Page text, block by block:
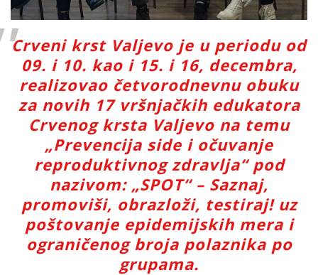
Crveni krst Valjevo je u periodu od
09. i 10. kao i 15. i 16, decembra,
realizovao četvorodnevnu obuku
za novih 17 vršnjačkih edukatora
Crvenog krsta Valjevo na temu
„Prevencija side i očuvanje
reproduktivnog zdravlja“ pod
nazivom: „SPOT“ – Saznaj,
promoviši, obrazloži, testiraj! uz
poštovanje epidemijskih mera i
ograničenog broja polaznika po
grupama.